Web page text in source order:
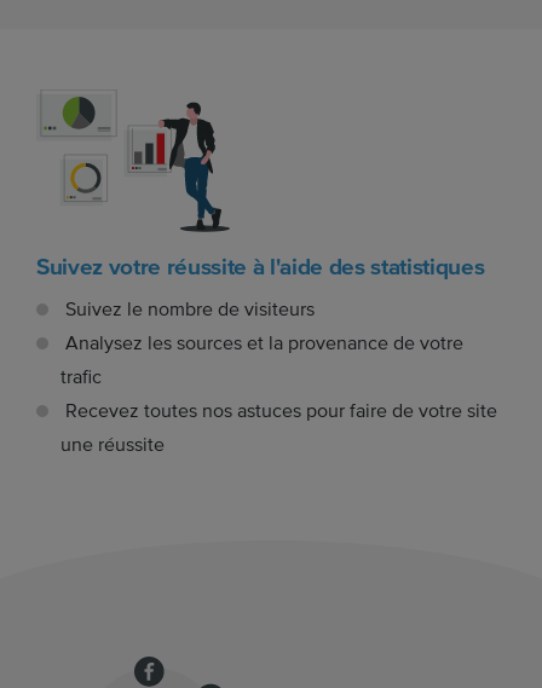
Suivez votre réussite à l'aide des statistiques
Suivez le nombre de visiteurs
Analysez les sources et la provenance de votre
trafic
Recevez toutes nos astuces pour faire de votre site
une réussite